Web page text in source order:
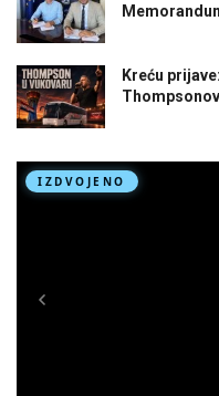
Kreću